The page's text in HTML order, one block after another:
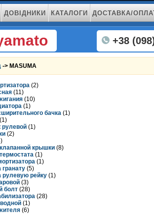
ДОВІДНИКИ КАТАЛОГИ ДОСТАВКА/
+38
-> MASUMA
(2)
(11)
(10)
(1)
бачка (1)
(1)
рулевой (1)
(2)
крышки (8)
(1)
(1)
(5)
рулевую рейку (1)
(3)
болт (28)
(28)
(1)
(6)